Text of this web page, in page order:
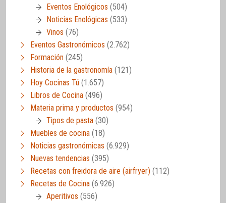
Eventos Enológicos (504)
Noticias Enológicas (533)
Vinos (76)
Eventos Gastronómicos (2.762)
Formación (245)
Historia de la gastronomía (121)
Hoy Cocinas Tú (1.657)
Libros de Cocina (496)
Materia prima y productos (954)
Tipos de pasta (30)
Muebles de cocina (18)
Noticias gastronómicas (6.929)
Nuevas tendencias (395)
Recetas con freidora de aire (airfryer) (112)
Recetas de Cocina (6.926)
Aperitivos (556)